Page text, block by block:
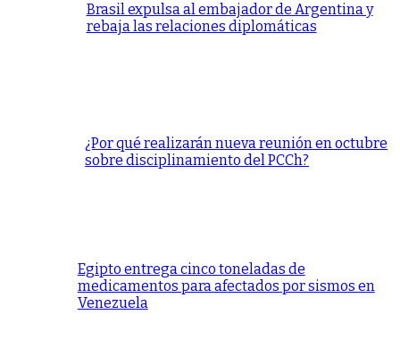
Brasil expulsa al embajador de Argentina y
rebaja las relaciones diplomáticas
¿Por qué realizarán nueva reunión en octubre
sobre disciplinamiento del PCCh?
Egipto entrega cinco toneladas de
medicamentos para afectados por sismos en
Venezuela